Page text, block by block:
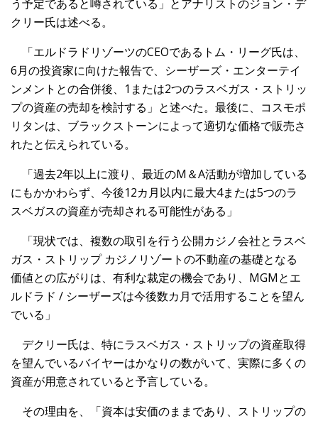
う予定であると噂されている」とアナリストのジョン・デ
クリー氏は述べる。
「エルドラドリゾーツのCEOであるトム・リーグ氏は、
6月の投資家に向けた報告で、シーザーズ・エンターテイ
ンメントとの合併後、1または2つのラスベガス・ストリッ
プの資産の売却を検討する」と述べた。最後に、コスモポ
リタンは、ブラックストーンによって適切な価格で販売さ
れたと伝えられている。
「過去2年以上に渡り、最近のM＆A活動が増加している
にもかかわらず、今後12カ月以内に最大4または5つのラ
スベガスの資産が売却される可能性がある」
「現状では、複数の取引を行う公開カジノ会社とラスベ
ガス・ストリップ カジノリゾートの不動産の基礎となる
価値との広がりは、有利な裁定の機会であり、MGMとエ
ルドラド / シーザーズは今後数カ月で活用することを望ん
でいる」
デクリー氏は、特にラスベガス・ストリップの資産取得
を望んでいるバイヤーはかなりの数がいて、実際に多くの
資産が用意されていると予言している。
その理由を、「資本は安価のままであり、ストリップの